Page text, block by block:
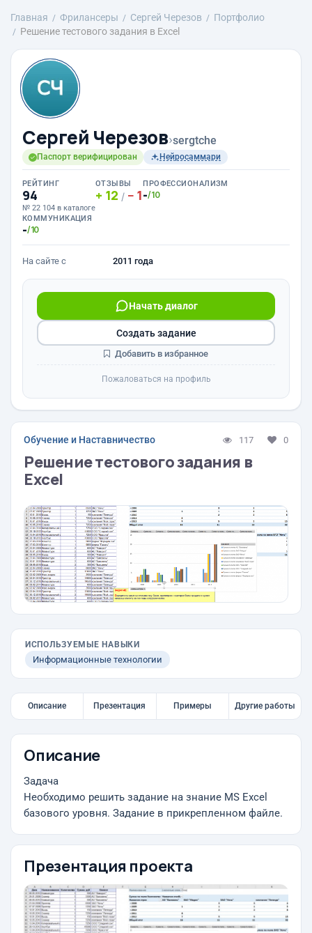
Главная Фрилансеры Сергей Черезов
Портфолио
Решение тестового задания в Excel
Сергей Черезов›sergtche
Паспорт верифицирован Нейросаммари
РЕЙТИНГ
94
№ 22 104 в каталоге
ОТЗЫВЫ
12 / 1
ПРОФЕССИОНАЛИЗМ
-/10
КОММУНИКАЦИЯ
-/10
На сайте с 2011 года
Начать диалог
Создать задание
Добавить в избранное
Пожаловаться на профиль
Обучение и Наставничество 117 0
Решение тестового задания в
Excel
ИСПОЛЬЗУЕМЫЕ НАВЫКИ
Информационные технологии
Описание Презентация Примеры Другие работы
Описание
Задача
Необходимо решить задание на знание MS Exсel
базового уровня. Задание в прикрепленном файле.
Презентация проекта